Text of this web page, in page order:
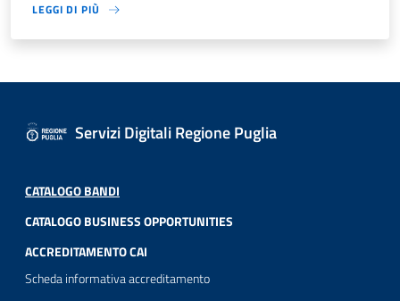
LEGGI DI PIÙ
Servizi Digitali Regione Puglia
CATALOGO BANDI
CATALOGO BUSINESS OPPORTUNITIES
ACCREDITAMENTO CAI
Scheda informativa accreditamento